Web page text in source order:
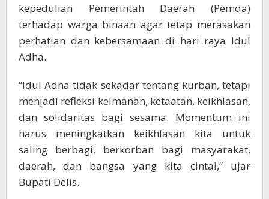
kepedulian Pemerintah Daerah (Pemda)
terhadap warga binaan agar tetap merasakan
perhatian dan kebersamaan di hari raya Idul
Adha.
“Idul Adha tidak sekadar tentang kurban, tetapi
menjadi refleksi keimanan, ketaatan, keikhlasan,
dan solidaritas bagi sesama. Momentum ini
harus meningkatkan keikhlasan kita untuk
saling berbagi, berkorban bagi masyarakat,
daerah, dan bangsa yang kita cintai,” ujar
Bupati Delis.